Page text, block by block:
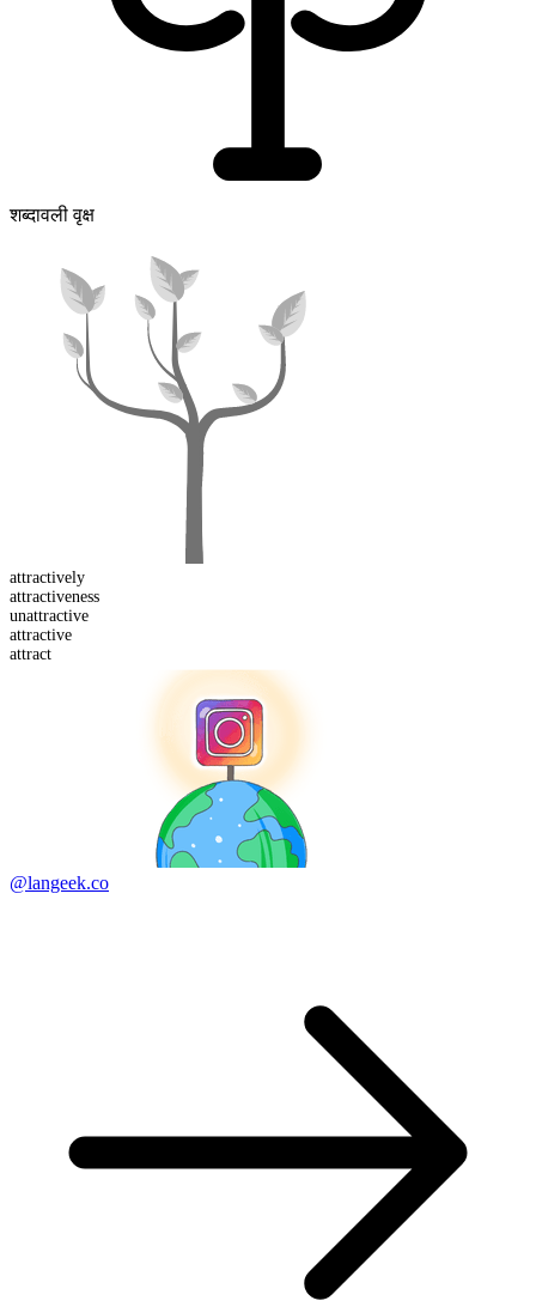
शब्दावली वृक्ष
attractively
attractiveness
unattractive
attractive
attract
@langeek.co